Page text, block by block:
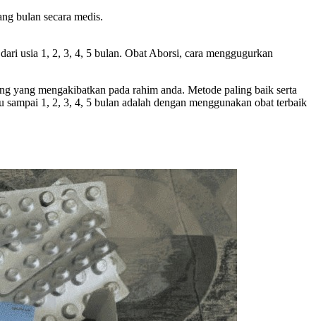
bulan secara medis.
usia 1, 2, 3, 4, 5 bulan. Obat Aborsi, cara menggugurkan
yang mengakibatkan pada rahim anda. Metode paling baik serta
1, 2, 3, 4, 5 bulan adalah dengan menggunakan obat terbaik